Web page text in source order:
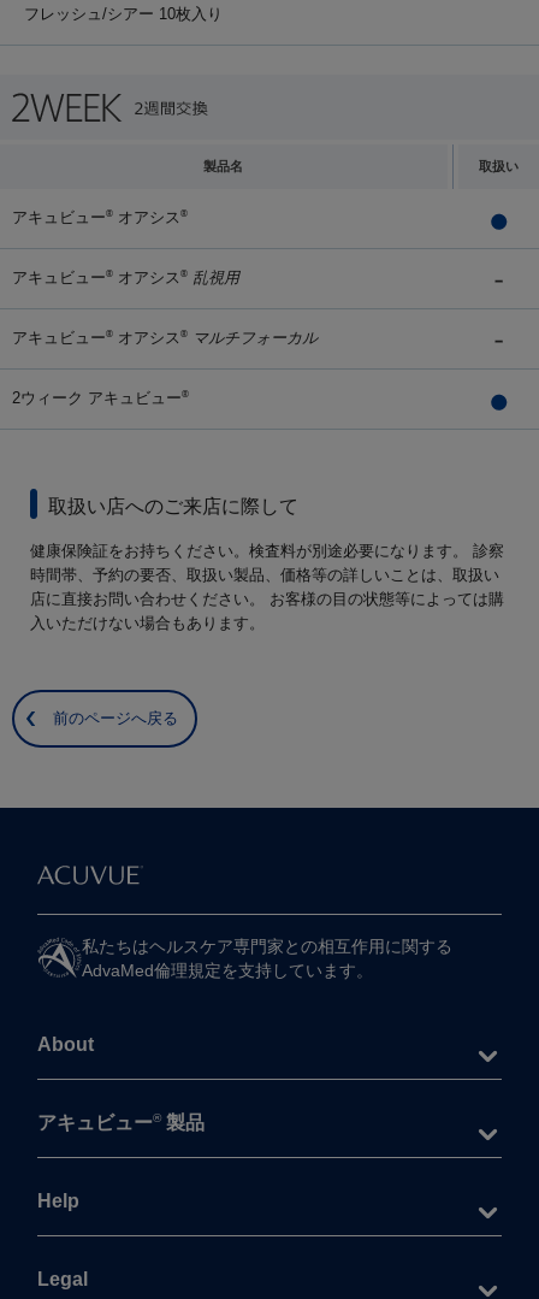
フレッシュ/シアー 10枚入り
製品名 取扱い
アキュビュー® オアシス ®
アキュビュー® オアシス ® 乱視用
アキュビュー® オアシス ® マルチフォーカル
2ウィーク アキュビュー®
取扱い店へのご来店に際して
健康保険証をお持ちください。検査料が別途必要になります。 診察
時間帯、予約の要否、取扱い製品、価格等の詳しいことは、取扱い
店に直接お問い合わせください。 お客様の目の状態等によっては購
入いただけない場合もあります。
前のページへ戻る
私たちは​ヘルスケア専門家との​相互作用に​関する​
AdvaMed倫理規定を​支持しています。
About
アキュビュー® 製品
Help
Legal